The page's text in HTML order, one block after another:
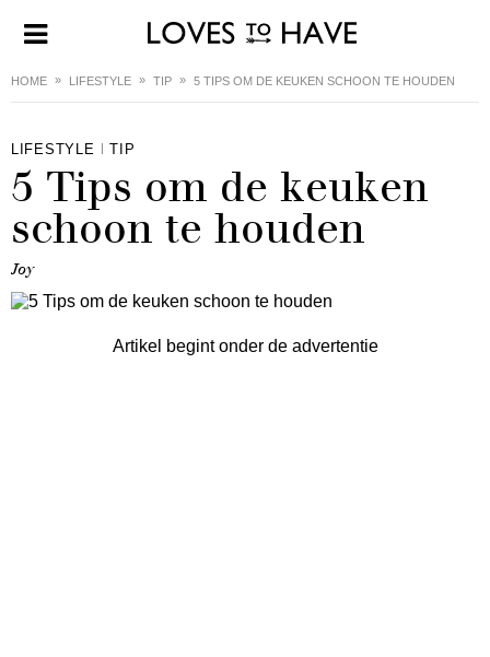
HOME LIFESTYLE TIP 5 TIPS OM DE KEUKEN SCHOON TE HOUDEN
LIFESTYLE TIP
5 Tips om de keuken
schoon te houden
Joy
Artikel begint onder de advertentie